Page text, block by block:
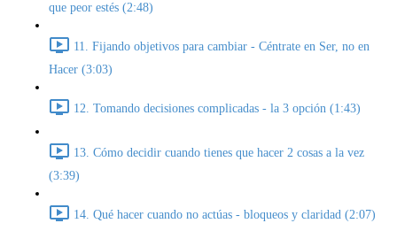
que peor estés (2:48)
11. Fijando objetivos para cambiar - Céntrate en Ser, no en
Hacer (3:03)
12. Tomando decisiones complicadas - la 3 opción (1:43)
13. Cómo decidir cuando tienes que hacer 2 cosas a la vez
(3:39)
14. Qué hacer cuando no actúas - bloqueos y claridad (2:07)